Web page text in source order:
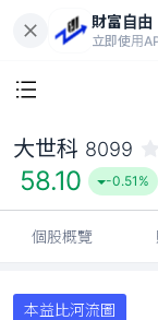
財富自由
立即使用
大世科 8099
58.10 -0.51%
個股概覽
本益比河流圖